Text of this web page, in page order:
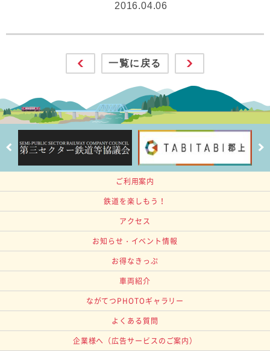
2016.04.06
一覧に戻る
ご利用案内
鉄道を楽しもう！
アクセス
お知らせ・イベント情報
お得なきっぷ
車両紹介
ながてつPHOTOギャラリー
よくある質問
企業様へ （広告サービスのご案内）